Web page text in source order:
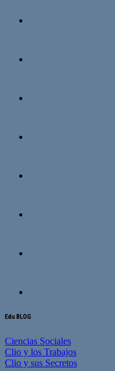
Edu BLOG
Ciencias Sociales
Clio y los Trabajos
Clio y sus Secretos